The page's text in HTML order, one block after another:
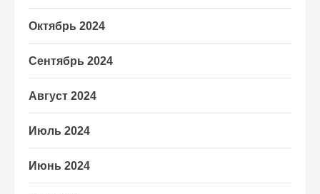
Октябрь 2024
Сентябрь 2024
Август 2024
Июль 2024
Июнь 2024